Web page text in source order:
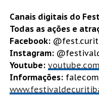
Canais digitais do
Todas as ações e
Facebook:
Instagram:
Youtube:
Informações: